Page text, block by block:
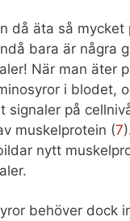
då äta så mycket
bara är några
När man äter
i blodet,
signaler på
muskelprotein (7
nytt
behöver dock